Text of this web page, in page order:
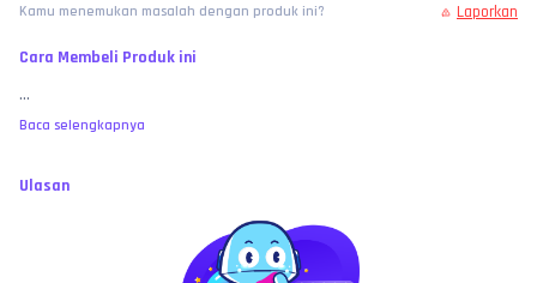
Kamu menemukan masalah dengan produk ini? Laporkan
Cara Membeli Produk ini
...
Baca selengkapnya
Ulasan